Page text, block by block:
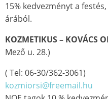
15% kedvezményt a
árából.
KOZMETIKUS – KOVÁCS
Mező u. 28.)
( Tel: 06-30/362-
kozmiorsi@freemail.hu